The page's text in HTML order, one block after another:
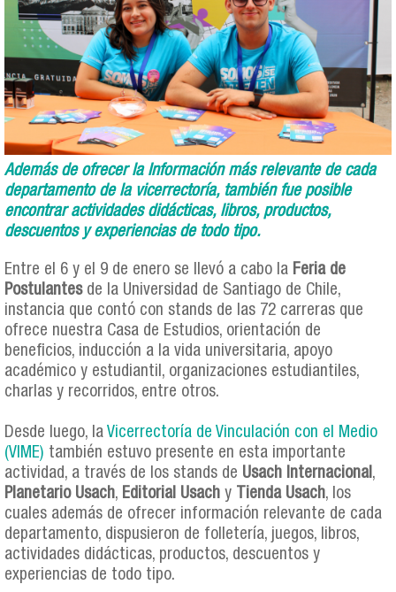
Además de ofrecer la Información más relevante de cada
departamento de la vicerrectoría, también fue posible
encontrar actividades didácticas, libros, productos,
descuentos y experiencias de todo tipo.
Entre el 6 y el 9 de enero se llevó a cabo la Feria de
Postulantesde la Universidad de Santiago de Chile,
instancia que contó con stands de las 72 carreras que
ofrece nuestra Casa de Estudios, orientación de
beneficios, inducción a la vida universitaria, apoyo
académico y estudiantil, organizaciones estudiantiles,
charlas y recorridos, entre otros.
Desde luego, la Vicerrectoría de Vinculación con el Medio
(VIME) también estuvo presente en esta importante
actividad, a través de los stands de Usach Internacional ,
Planetario Usach, Editorial Usach y Tienda Usach, los
cuales además de ofrecer información relevante de cada
departamento, dispusieron de folletería, juegos, libros,
actividades didácticas, productos, descuentos y
experiencias de todo tipo.